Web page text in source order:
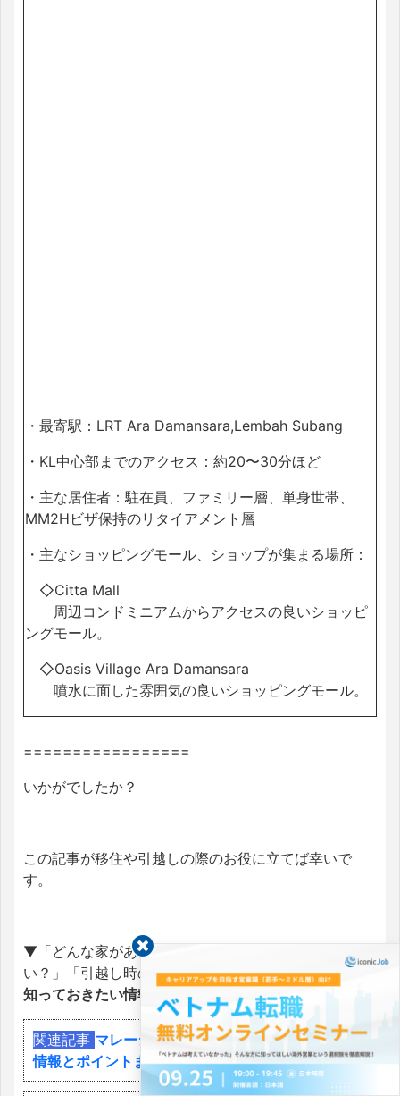
・最寄駅：LRT Ara Damansara,Lembah Subang
・KL中心部までのアクセス：約20〜30分ほど
・主な居住者：駐在員、ファミリー層、単身世帯、
MM2Hビザ保持のリタイアメント層
・主なショッピングモール、ショップが集まる場所：
◇Citta Mall
周辺コンドミニアムからアクセスの良いショッピ
ングモール。
◇Oasis Village Ara Damansara
噴水に面した雰囲気の良いショッピングモール。
=================
いかがでしたか？
この記事が移住や引越しの際のお役に立てば幸いで
す。
▼「どんな家があるの？」「住む家はどう選べばい
い？」「引越し時の注意点は？」といった引越し時に
知っておきたい情報
はこちらをご覧ください▼
関連記事 マレーシア｜物件探し・引っ越しに役立つ
情報とポイントまとめ〈前編〉